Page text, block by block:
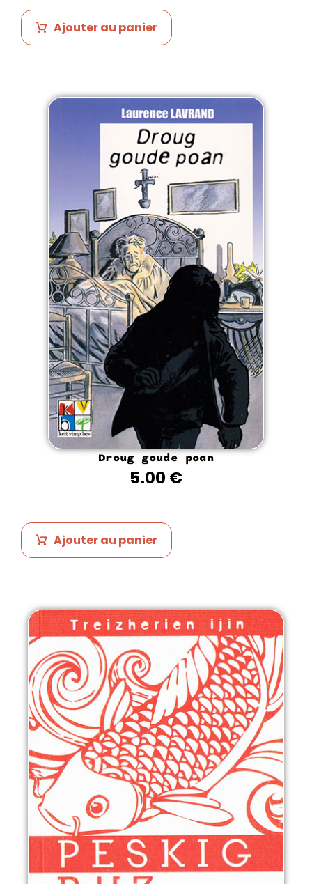
Ajouter au panier
Droug goude poan
5.00 €
Ajouter au panier